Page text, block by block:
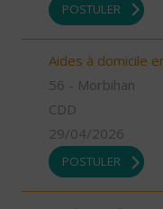
POSTULER
Aides à domicile
56 - Morbihan
CDD
29/04/2026
POSTULER